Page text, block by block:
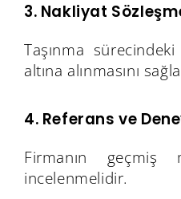
3. Nakliyat
Taşınma
altına alınmasını
4. Referans ve
Firmanın geçmiş
incelenmelidir.